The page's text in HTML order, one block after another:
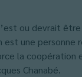
ou devrait
une personne
la
Chanabé.